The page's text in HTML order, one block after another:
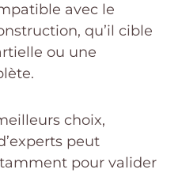
avec le
qu’il cible
ou une
choix,
peut
pour valider